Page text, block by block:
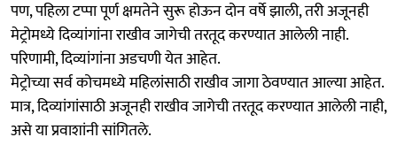
पण, पहिला टप्पा पूर्ण क्षमतेने सुरू होऊन दोन वर्षे झाली, तरी अजूनही
मेट्रोमध्ये दिव्यांगांना राखीव जागेची तरतूद करण्यात आलेली नाही.
परिणामी, दिव्यांगांना अडचणी येत आहेत.
मेट्रोच्या सर्व कोचमध्ये महिलांसाठी राखीव जागा ठेवण्यात आल्या आहेत.
मात्र, दिव्यांगांसाठी अजूनही राखीव जागेची तरतूद करण्यात आलेली नाही,
असे या प्रवाशांनी सांगितले.